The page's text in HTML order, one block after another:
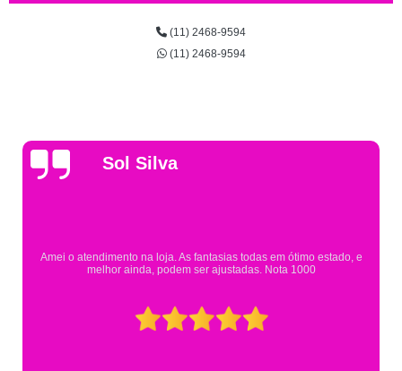
(11) 2468-9594
(11) 2468-9594
Gsutavo Pinto
Pesquisei em mais de 20 lojas e só encontrei a fantasia de meu
Eureka. Cheguei praticamente no horário em que estavam
mesmo assim fui muito bem atendido.